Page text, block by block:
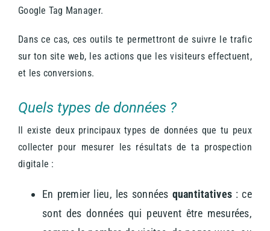
Google Tag Manager.
Dans ce cas, ces outils te permettront de suivre le trafic
sur ton site web, les actions que les visiteurs effectuent,
et les conversions.
Quels types de données ?
Il existe deux principaux types de données que tu peux
collecter pour mesurer les résultats de ta prospection
digitale :
En premier lieu, les sonnées quantitatives : ce
sont des données qui peuvent être mesurées,